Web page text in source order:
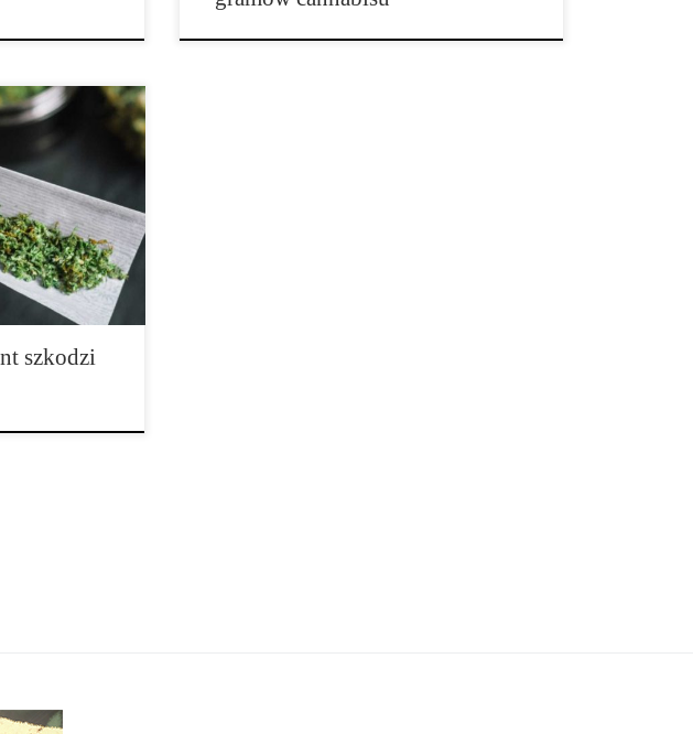
które
i dba
mózgu
spożywali
wykazała
w porównaniu
nie udało się […]
szkodzi